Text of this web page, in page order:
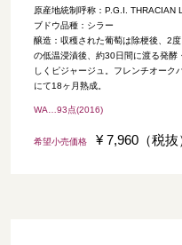
原産地統制呼称：P.G.I. THRACIAN
ブドウ品種：シラー
醸造：収穫された葡萄は除梗後、2
の低温浸漬後、約30日間に渡る発酵
しくピジャージュ。フレンチオーク
にて18ヶ月熟成。
WA…93点(2016)
希望小売価格 ¥ 7,960（税抜